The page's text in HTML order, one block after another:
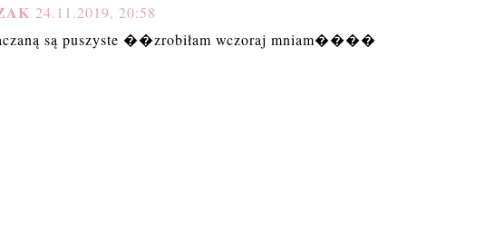
24.11.2019, 20:58
są puszyste ��zrobiłam wczoraj mniam����